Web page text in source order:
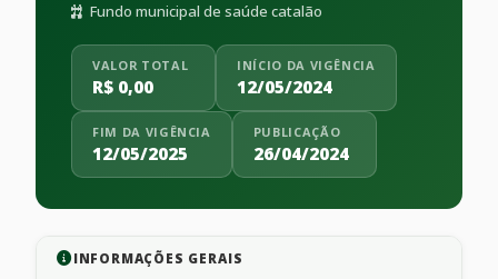
Fundo municipal de saúde catalão
VALOR TOTAL
R$ 0,00
INÍCIO DA VIGÊNCIA
12/05/2024
FIM DA VIGÊNCIA
12/05/2025
PUBLICAÇÃO
26/04/2024
INFORMAÇÕES GERAIS